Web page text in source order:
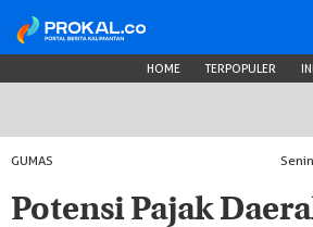
HOME TERPOPULER
GUMAS
Potensi Pajak